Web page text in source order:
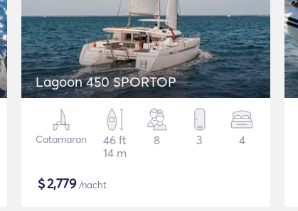
Lagoon 450 SPORTOP
Catamaran
46 ft
14 m
8 3 4
$2,779/nacht